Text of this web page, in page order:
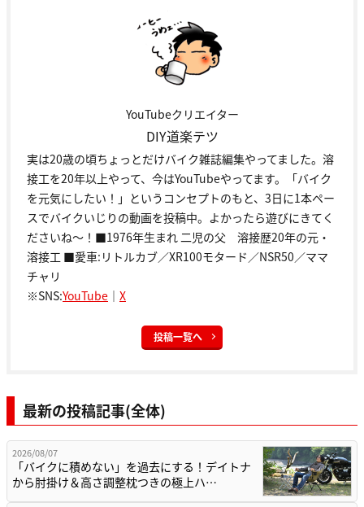
YouTubeクリエイター
DIY道楽テツ
実は20歳の頃ちょっとだけバイク雑誌編集やってました。溶
接工を20年以上やって、今はYouTubeやってます。「バイク
を元気にしたい！」というコンセプトのもと、3日に1本ペー
スでバイクいじりの動画を投稿中。よかったら遊びにきてく
ださいね～！■1976年生まれ 二児の父 溶接歴20年の元・
溶接工 ■愛車:リトルカブ／XR100モタード／NSR50／ママ
チャリ
※SNS:YouTube ｜ X
投稿一覧へ
最新の投稿記事(全体)
2026/08/07
「バイクに積めない」を過去にする！デイトナ
から肘掛け＆高さ調整枕つきの極上ハ…